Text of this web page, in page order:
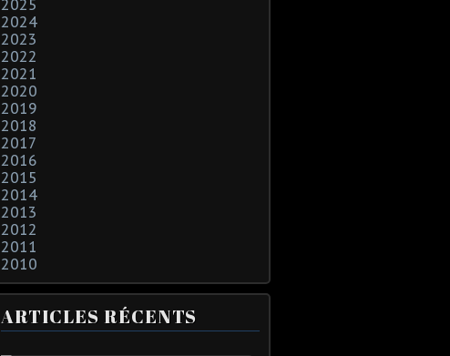
2025
2024
2023
2022
2021
2020
2019
2018
2017
2016
2015
2014
2013
2012
2011
2010
ARTICLES RÉCENTS